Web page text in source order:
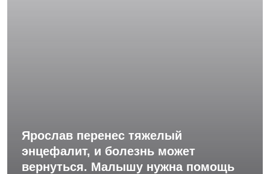
Ярослав перенес тяжелый
энцефалит, и болезнь может
вернуться. Малышу нужна помощь